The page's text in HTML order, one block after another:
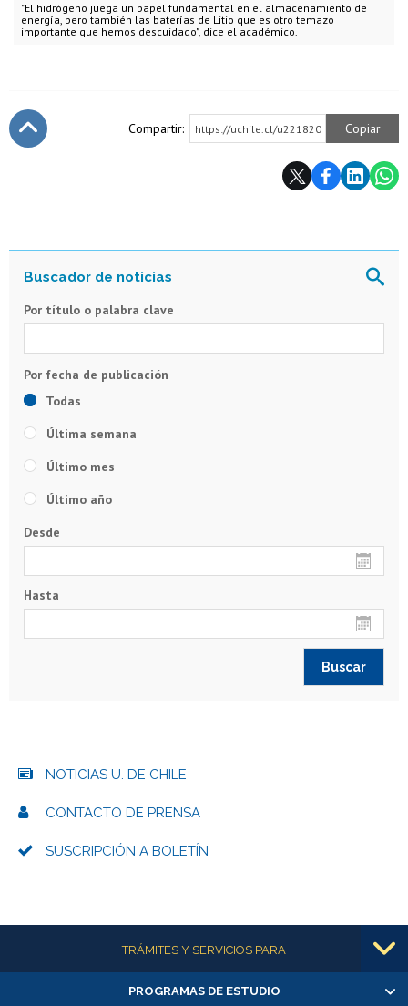
"El hidrógeno juega un papel fundamental en el almacenamiento de
energía, pero también las baterías de Litio que es otro temazo
importante que hemos descuidado", dice el académico.
Compartir: https://uchile.cl/u221820 Copiar
Por título o palabra clave
Todas
Última semana
Último mes
Último año
Desde
Hasta
NOTICIAS U. DE CHILE
CONTACTO DE PRENSA
SUSCRIPCIÓN A BOLETÍN
Más informaciónTRÁMITES Y SERVICIOS PARA
Alumnas/os y exalumnas/os
PROGRAMAS DE ESTUDIO